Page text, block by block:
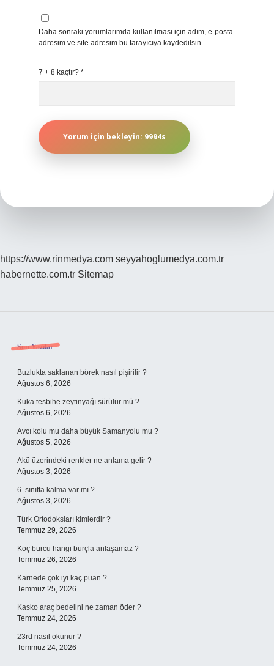
Daha sonraki yorumlarımda kullanılması için adım, e-posta
adresim ve site adresim bu tarayıcıya kaydedilsin.
7 + 8 kaçtır? *
https://www.rinmedya.com seyyahoglumedya.com.tr
habernette.com.tr Sitemap
Sidebar
Son Yazılar
Buzlukta saklanan börek nasıl pişirilir ?
Ağustos 6, 2026
Kuka tesbihe zeytinyağı sürülür mü ?
Ağustos 6, 2026
Avcı kolu mu daha büyük Samanyolu mu ?
Ağustos 5, 2026
Akü üzerindeki renkler ne anlama gelir ?
Ağustos 3, 2026
6. sınıfta kalma var mı ?
Ağustos 3, 2026
Türk Ortodoksları kimlerdir ?
Temmuz 29, 2026
Koç burcu hangi burçla anlaşamaz ?
Temmuz 26, 2026
Karnede çok iyi kaç puan ?
Temmuz 25, 2026
Kasko araç bedelini ne zaman öder ?
Temmuz 24, 2026
23rd nasıl okunur ?
Temmuz 24, 2026